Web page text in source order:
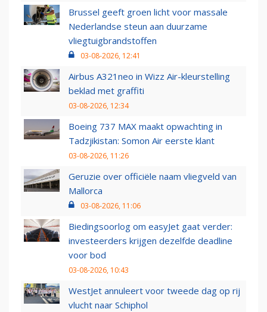
Brussel geeft groen licht voor massale
Nederlandse steun aan duurzame
vliegtuigbrandstoffen
03-08-2026, 12:41
Airbus A321neo in Wizz Air-kleurstelling
beklad met graffiti
03-08-2026, 12:34
Boeing 737 MAX maakt opwachting in
Tadzjikistan: Somon Air eerste klant
03-08-2026, 11:26
Geruzie over officiële naam vliegveld van
Mallorca
03-08-2026, 11:06
Biedingsoorlog om easyJet gaat verder:
investeerders krijgen dezelfde deadline
voor bod
03-08-2026, 10:43
WestJet annuleert voor tweede dag op rij
vlucht naar Schiphol